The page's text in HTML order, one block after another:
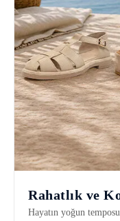
Rahatlık ve
Hayatın yoğun